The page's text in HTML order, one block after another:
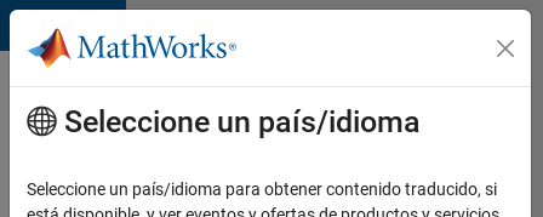
Saltar al contenido
Ofertas
de
empleo
MathWorks
Seleccione un país/idioma
Seleccione un país/idioma para obtener contenido traducido, si